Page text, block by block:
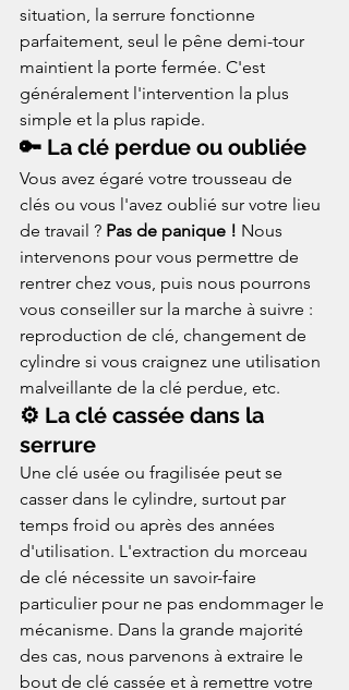
situation, la serrure fonctionne
parfaitement, seul le pêne demi-tour
maintient la porte fermée. C'est
généralement l'intervention la plus
simple et la plus rapide.
🔑 La clé perdue ou oubliée
Vous avez égaré votre trousseau de
clés ou vous l'avez oublié sur votre lieu
de travail ? Pas de panique ! Nous
intervenons pour vous permettre de
rentrer chez vous, puis nous pourrons
vous conseiller sur la marche à suivre :
reproduction de clé, changement de
cylindre si vous craignez une utilisation
malveillante de la clé perdue, etc.
⚙️ La clé cassée dans la
serrure
Une clé usée ou fragilisée peut se
casser dans le cylindre, surtout par
temps froid ou après des années
d'utilisation. L'extraction du morceau
de clé nécessite un savoir-faire
particulier pour ne pas endommager le
mécanisme. Dans la grande majorité
des cas, nous parvenons à extraire le
bout de clé cassée et à remettre votre